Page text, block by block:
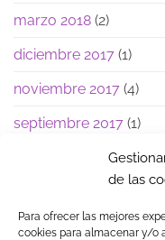
de las
Para ofrecer las mejores
cookies para almacenar y/o
marzo 2018 (2)
diciembre 2017 (1)
noviembre 2017 (4)
septiembre 2017 (1)